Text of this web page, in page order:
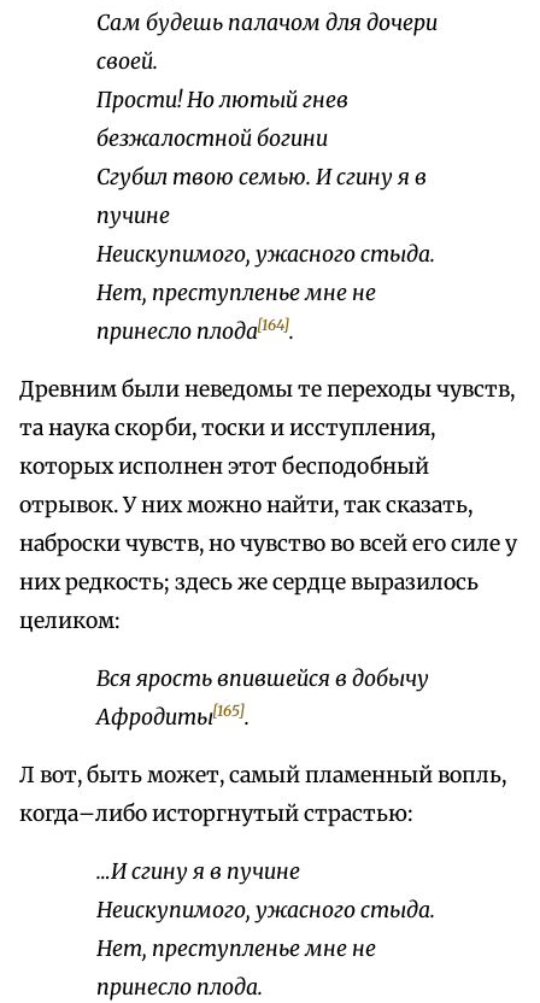
Сам будешь палачом для дочери
своей.
Прости! Но лютый гнев
безжалостной богини
Сгубил твою семью. И сгину я в
пучине
Неискупимого, ужасного стыда.
Нет, преступленье мне не
принесло плода[164].
Древним были неведомы те переходы чувств,
та наука скорби, тоски и исступления,
которых исполнен этот бесподобный
отрывок. У них можно найти, так сказать,
наброски чувств, но чувство во всей его силе у
них редкость; здесь же сердце выразилось
целиком:
Вся ярость впившейся в добычу
Афродиты[165].
Л вот, быть может, самый пламенный вопль,
когда–либо исторгнутый страстью:
…И сгину я в пучине
Неискупимого, ужасного стыда.
Нет, преступленье мне не
принесло плода.